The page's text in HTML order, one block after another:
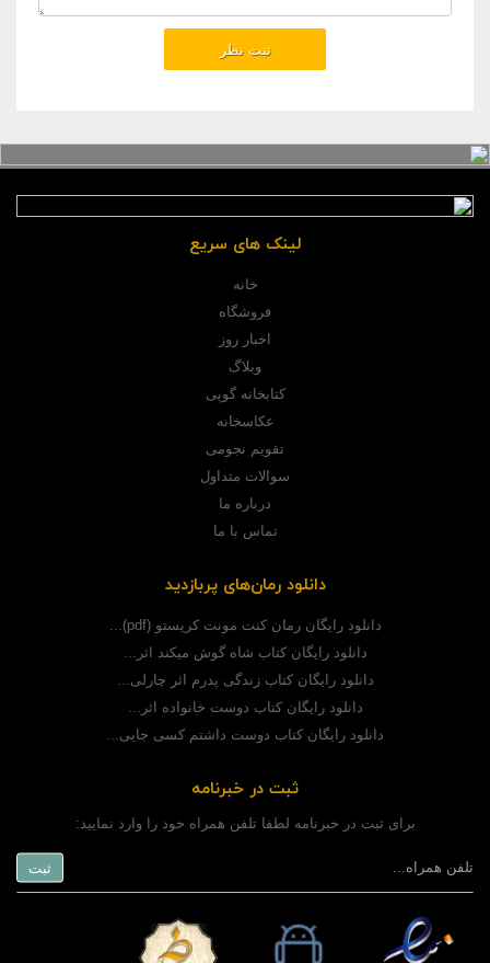
لینک های سریع
خانه
فروشگاه
اخبار روز
وبلاگ
کتابخانه گوپی
عکاسخانه
تقویم نجومی
سوالات متداول
درباره ما
تماس با ما
دانلود رمان‌های پربازدید
دانلود رایگان رمان کنت مونت کریستو (pdf)...
دانلود رایگان کتاب شاه گوش میکند اثر...
دانلود رایگان کتاب زندگی پدرم اثر چارلی...
دانلود رایگان کتاب دوست خانواده اثر...
دانلود رایگان کتاب دوست داشتم کسی جایی...
ثبت در خبرنامه
برای ثبت در خبرنامه لطفا تلفن همراه خود را وارد نمایید: